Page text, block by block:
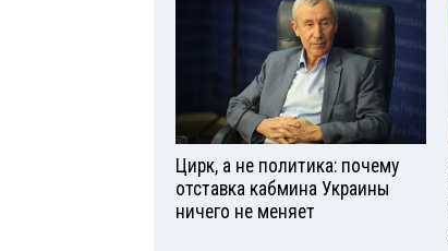
Цирк, а не политика: почему
отставка кабмина Украины
ничего не меняет